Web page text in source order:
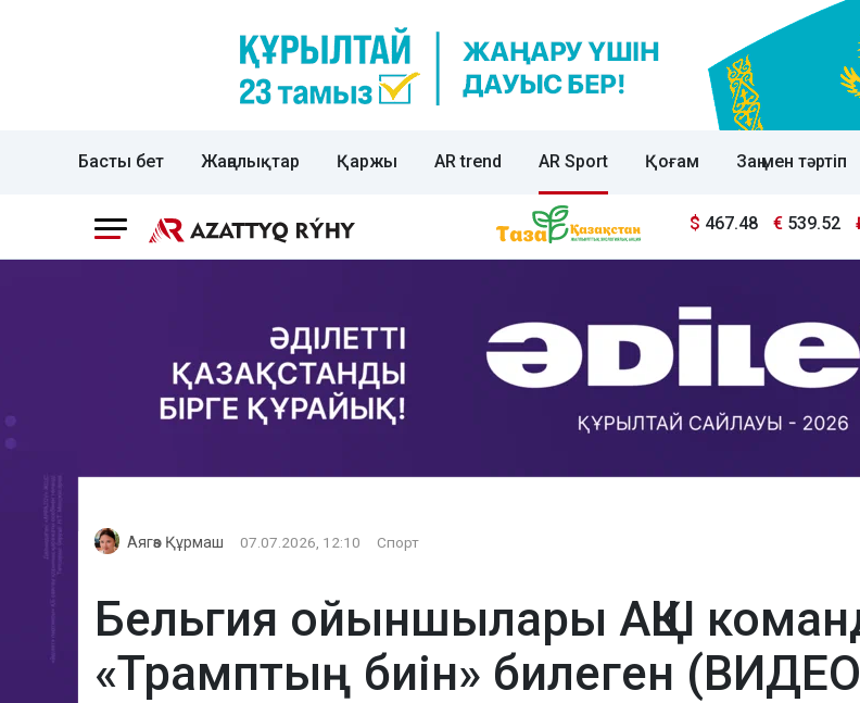
Басты бет Жаңалықтар Қаржы AR trend AR Sport Қоғам Заң мен тәртіп
$ 467.48 € 539.52
Аягөз Құрмаш 07.07.2026, 12:10 Спорт
Бельгия ойыншылары АҚШ
«Трамптың биін» билеген